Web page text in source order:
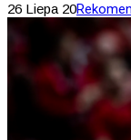
26 Liepa 20